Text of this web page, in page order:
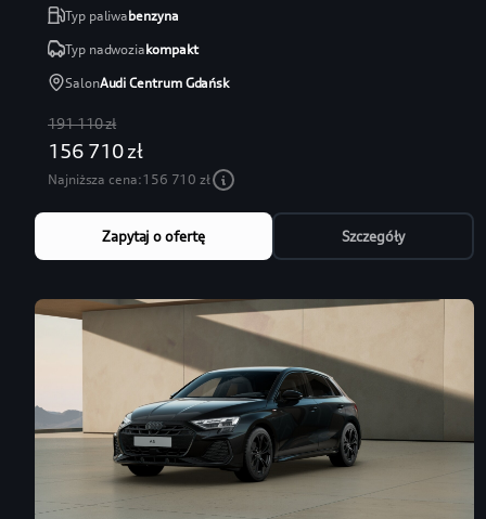
Typ paliwabenzyna
Typ nadwoziakompakt
SalonAudi Centrum Gdańsk
191 110 zł
156 710 zł
Najniższa cena:156 710 zł
Zapytaj o ofertę Szczegóły